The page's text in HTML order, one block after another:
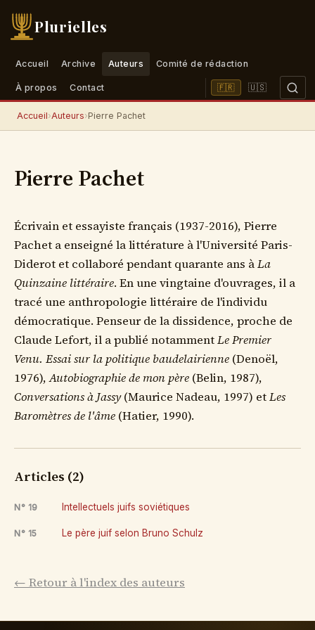
Plurielles
Accueil Archive Auteurs Comité de rédaction
À propos Contact 🇫🇷 🇺🇸
Accueil›Auteurs›Pierre Pachet
Pierre Pachet
Écrivain et essayiste français (1937-2016), Pierre
Pachet a enseigné la littérature à l'Université Paris-
Diderot et collaboré pendant quarante ans àLa
Quinzaine littéraire. En une vingtaine d'ouvrages, il a
tracé une anthropologie littéraire de l'individu
démocratique. Penseur de la dissidence, proche de
Claude Lefort, il a publié notammentLe Premier
Venu. Essai sur la politique baudelairienne (Denoël,
1976),Autobiographie de mon père (Belin, 1987),
Conversations à Jassy(Maurice Nadeau, 1997) etLes
Baromètres de l'âme (Hatier, 1990).
Articles (2)
N° 19 Intellectuels juifs soviétiques
N° 15 Le père juif selon Bruno Schulz
← Retour à l'index des auteurs